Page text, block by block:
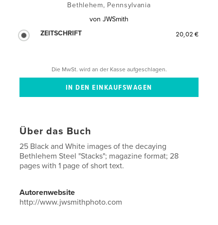
Bethlehem, Pennsylvania
von JWSmith
ZEITSCHRIFT
20,02 €
Die MwSt. wird an der Kasse aufgeschlagen.
Über das Buch
25 Black and White images of the decaying
Bethlehem Steel "Stacks"; magazine format; 28
pages with 1 page of short text.
Autorenwebsite
http://www.jwsmithphoto.com